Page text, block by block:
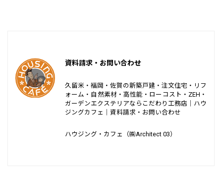
資料請求・お問い合わせ
久留米・福岡・佐賀の新築戸建・注文住宅・リフ
ォーム・自然素材・高性能・ローコスト・ZEH・
ガーデンエクステリアならこだわり工務店｜ハウ
ジングカフェ｜資料請求・お問い合わせ
ハウジング・カフェ（㈱Architect 03）